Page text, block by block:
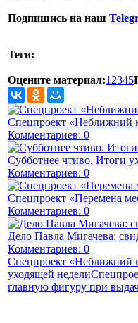
Подпишись на наш
Теги:
Оцените материал:1 2345
Спецпроект «Неближний
Комментариев: 0
Субботнее чтиво. Итоги
Комментариев: 0
Спецпроект «Перемена
Комментариев: 0
Дело Павла Мигачева:
Комментариев: 0
Спецпроект «Неближний
уходящей недели
главную фигуру при